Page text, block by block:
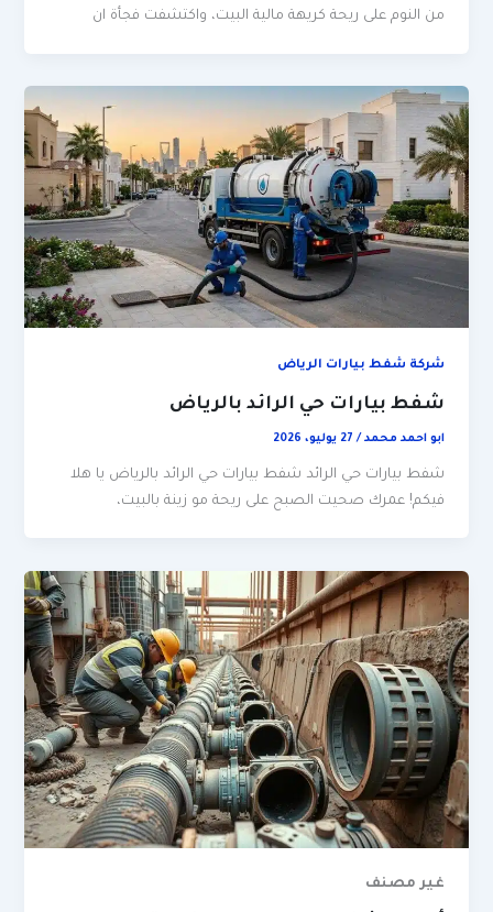
من النوم على ريحة كريهة مالية البيت، واكتشفت فجأة ان
شركة شفط بيارات الرياض
شفط بيارات حي الرائد بالرياض
ابو احمد محمد/ 27 يوليو، 2026
شفط بيارات حي الرائد شفط بيارات حي الرائد بالرياض يا هلا
فيكم! عمرك صحيت الصبح على ريحة مو زينة بالبيت،
غير مصنف